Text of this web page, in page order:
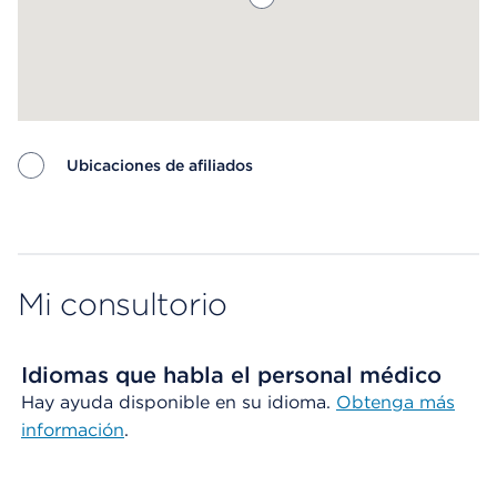
Ubicaciones de afiliados
Mi consultorio
Idiomas que habla el personal médico
Hay ayuda disponible en su idioma. Obtenga más
información.